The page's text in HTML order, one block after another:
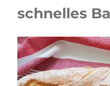
schnelles